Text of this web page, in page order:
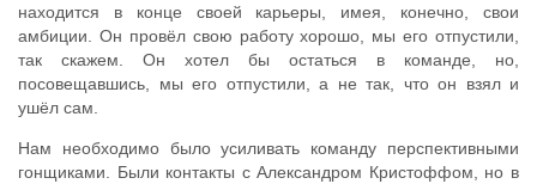
находится в конце своей карьеры, имея, конечно, свои
амбиции. Он провёл свою работу хорошо, мы его отпустили,
так скажем. Он хотел бы остаться в команде, но,
посовещавшись, мы его отпустили, а не так, что он взял и
ушёл сам.
Нам необходимо было усиливать команду перспективными
гонщиками. Были контакты с Александром Кристоффом, но в